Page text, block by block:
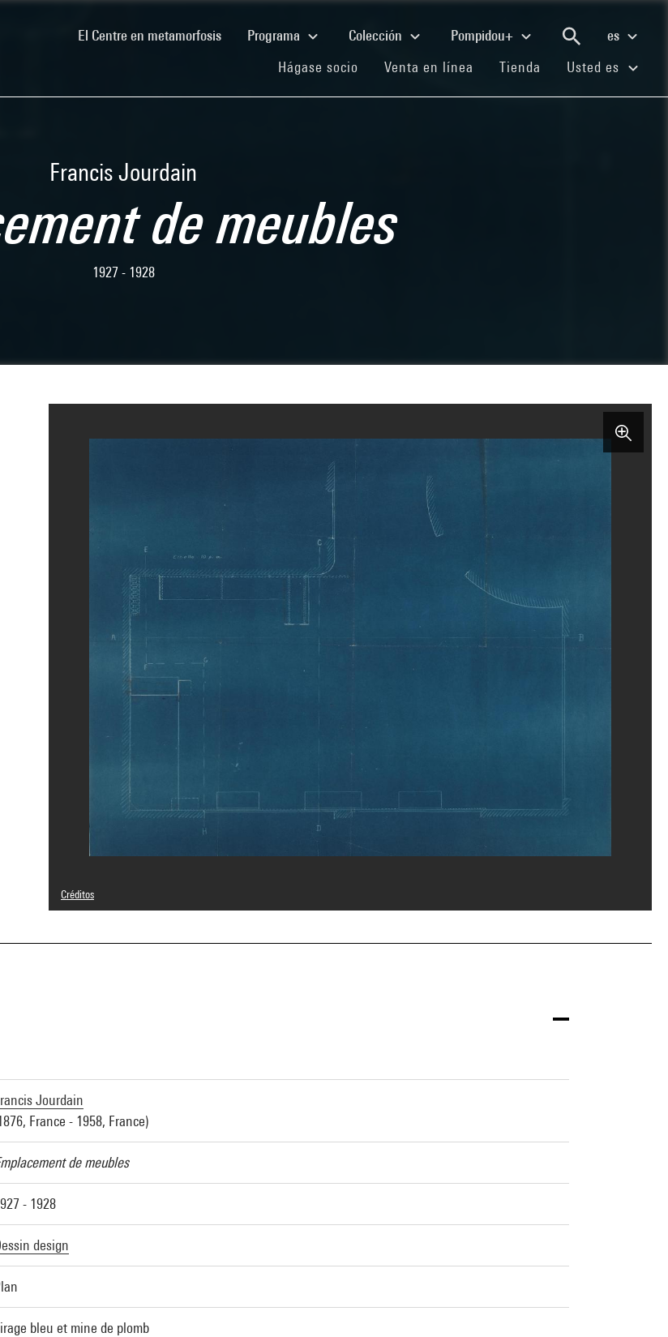
El Centre en metamorfosis(current)Programa Colección Pompidou+
es
Hágase socio (current)
Venta en línea (current)
Tienda (current)
Usted es
Francis Jourdain
de meubles
1927 - 1928
Créditos
© Adagp, Paris
Referencia de la imagen : 4N41228
Jourdain
France - 1958, France)
de meubles
- 1928
design
bleu et mine de plomb